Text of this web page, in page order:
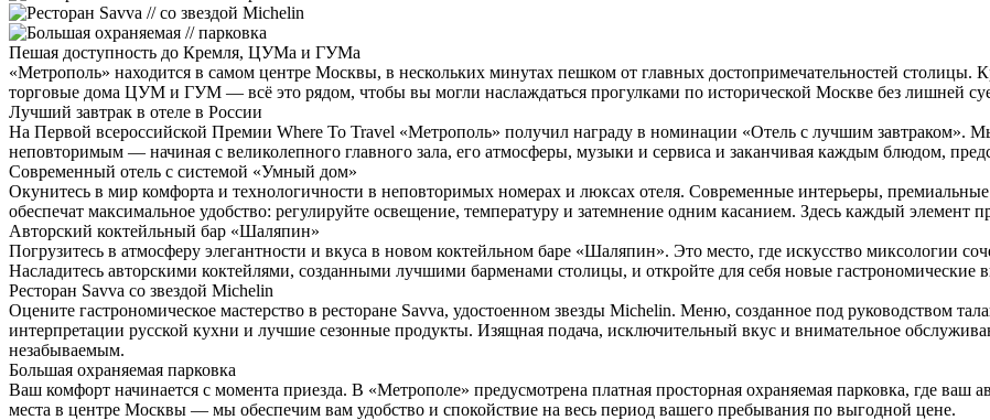
Пешая доступность до Кремля, ЦУМа и ГУМа
«Метрополь» находится в самом центре Москвы, в нескольких минутах пешком от главных достопримечательностей столицы.
торговые дома ЦУМ и ГУМ — всё это рядом, чтобы вы могли наслаждаться прогулками по исторической Москве без лишней
Лучший завтрак в отеле в России
На Первой всероссийской Премии Where To Travel «Метрополь» получил награду в номинации «Отель с лучшим завтраком».
неповторимым — начиная с великолепного главного зала, его атмосферы, музыки и сервиса и заканчивая каждым блюдом,
Современный отель с системой «Умный дом»
Окунитесь в мир комфорта и технологичности в неповторимых номерах и люксах отеля. Современные интерьеры,
обеспечат максимальное удобство: регулируйте освещение, температуру и затемнение одним касанием. Здесь каждый
Авторский коктейльный бар «Шаляпин»
Погрузитесь в атмосферу элегантности и вкуса в новом коктейльном баре «Шаляпин». Это место, где искусство миксологии
Насладитесь авторскими коктейлями, созданными лучшими барменами столицы, и откройте для себя новые гастрономические
Ресторан Savva со звездой Michelin
Оцените гастрономическое мастерство в ресторане Savva, удостоенном звезды Michelin. Меню, созданное под руководством
интерпретации русской кухни и лучшие сезонные продукты. Изящная подача, исключительный вкус и внимательное
незабываемым.
Большая охраняемая парковка
Ваш комфорт начинается с момента приезда. В «Метрополе» предусмотрена платная просторная охраняемая парковка, где ваш
места в центре Москвы — мы обеспечим вам удобство и спокойствие на весь период вашего пребывания по выгодной цене.